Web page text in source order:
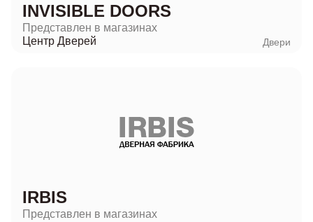
INVISIBLE DOORS
Представлен в магазинах
Центр Дверей
Двери
IRBIS
Представлен в магазинах